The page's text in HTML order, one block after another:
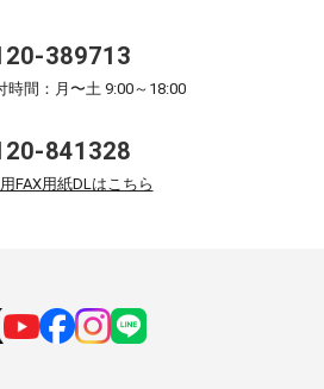
389713
時間：月〜土 9:00～18:00
841328
FAX用紙DLはこちら